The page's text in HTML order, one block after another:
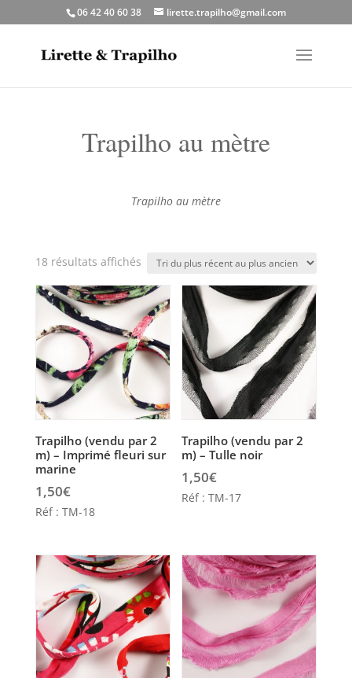
06 42 40 60 38 lirette.trapilho@gmail.com
Trapilho au mètre
Trapilho au mètre
18 résultats affichésTrié
plus
récent
au
plus
ancien
Trapilho (vendu par 2
m) – Imprimé fleuri sur
marine
1,50€
Réf : TM-18
Trapilho (vendu par 2
m) – Tulle noir
1,50€
Réf : TM-17